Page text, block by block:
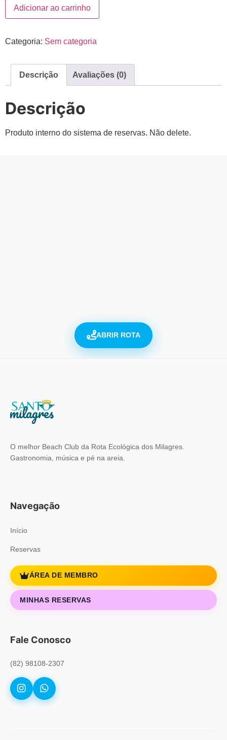
Adicionar ao carrinho
Categoria: Sem categoria
Descrição Avaliações (0)
Descrição
Produto interno do sistema de reservas. Não delete.
ABRIR ROTA
O melhor Beach Club da Rota Ecológica dos Milagres.
Gastronomia, música e pé na areia.
Navegação
Início
Reservas
ÁREA DE MEMBRO
MINHAS RESERVAS
Fale Conosco
(82) 98108-2307